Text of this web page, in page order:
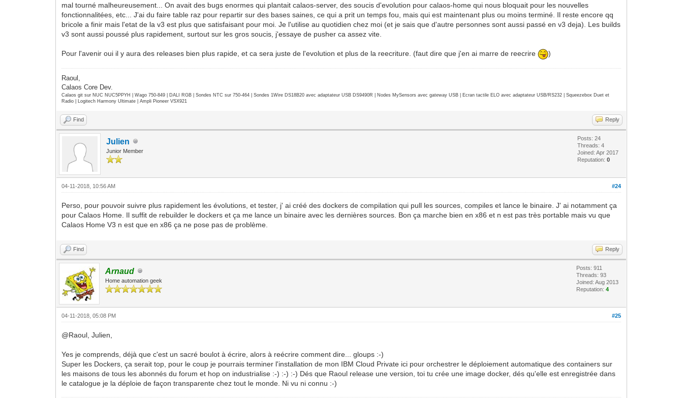
mal tourné malheureusement... On avait des bugs enormes qui plantait calaos-server, des soucis d'evolution pour calaos-home qui nous bloquait pour les nouvelles
fonctionnalitées, etc... J'ai du faire table raz pour repartir sur des bases saines, ce qui a prit un temps fou, mais qui est maintenant plus ou moins terminé. Il reste encore qq
bricole a finir mais l'etat de la v3 est plus que satisfaisant pour moi. Je l'utilise au quotidien chez moi (et je sais que d'autre personnes sont aussi passé en v3 deja). Les builds
v3 sont aussi poussé plus rapidement, surtout sur les gros soucis, j'essaye de pusher ca assez vite.
Pour l'avenir oui il y aura des releases bien plus rapide, et ca sera juste de l'evolution et plus de la reecriture. (faut dire que j'en ai marre de reecrire )
Raoul,
Calaos Core Dev.
Calaos git sur NUC NUC5PPYH | Wago 750-849 | DALI RGB | Sondes NTC sur 750-464 | Sondes 1Wire DS18B20 avec adaptateur USB DS9490R | Nodes MySensors avec gateway USB | Ecran tactile ELO avec adaptateur USB/RS232 | Squeezebox Duet et
Radio | Logitech Harmony Ultimate | Ampli Pioneer VSX921
Find Reply
Julien
Junior Member
Posts: 24
Threads: 4
Joined: Apr 2017
Reputation:0
#24
04-11-2018, 10:56 AM
Perso, pour pouvoir suivre plus rapidement les évolutions, et tester, j' ai créé des dockers de compilation qui pull les sources, compiles et lance le binaire. J' ai notamment ça
pour Calaos Home. Il suffit de rebuilder le dockers et ça me lance un binaire avec les dernières sources. Bon ça marche bien en x86 et n est pas très portable mais vu que
Calaos Home V3 n est que en x86 ça ne pose pas de problème.
Find Reply
Arnaud
Home automation geek
Posts: 911
Threads: 93
Joined: Aug 2013
Reputation:4
#25
04-11-2018, 05:08 PM
@Raoul, Julien,
Yes je comprends, déjà que c'est un sacré boulot à écrire, alors à reécrire comment dire... gloups :-)
Super les Dockers, ça serait top, pour le coup je pourrais terminer l'installation de mon IBM Cloud Private ici pour orchestrer le déploiement automatique des containers sur
les maisons de tous les abonnés du forum et hop on industrialise :-) :-) :-) Dés que Raoul release une version, toi tu crée une image docker, dés qu'elle est enregistrée dans
le catalogue je la déploie de façon transparente chez tout le monde. Ni vu ni connu :-)